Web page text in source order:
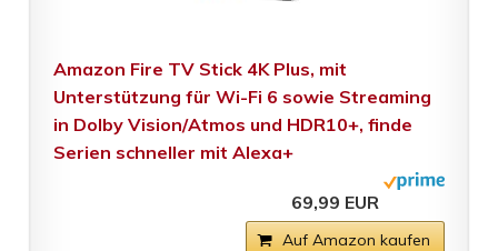
Amazon Fire TV Stick 4K Plus, mit
Unterstützung für Wi-Fi 6 sowie Streaming
in Dolby Vision/Atmos und HDR10+, finde
Serien schneller mit Alexa+
69,99 EUR
Auf Amazon kaufen